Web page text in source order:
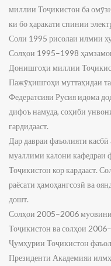
миллии Тоҷикистон ба
ки бо ҳаракати спинии
Соли 1995 рисолаи илмии
Солҳои 1995–1998
Донишгоҳи миллии
Пажӯҳишгоҳи муттаҳидаи
Федератсияи Русия идома
дифоъ намуда, соҳиби
гардидааст.
Дар давраи фаъолияти
муаллими калони
Тоҷикистон кор кардааст.
раёсати ҳамоҳангсозӣ ва
дошт.
Солҳои 2005–2006
Тоҷикистон ва солҳои
Ҷумҳурии Тоҷикистон
Президенти Академияи